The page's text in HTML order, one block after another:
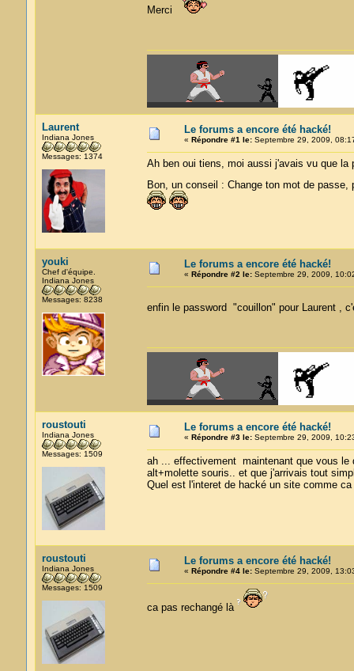
Merci
Laurent
Indiana Jones
Messages: 1374
Le forums a encore été hacké!
« Répondre #1 le:Septembre 29, 2009,
Ah ben oui tiens, moi aussi j'avais vu que
Bon, un conseil : Change ton mot de
youki
Chef d'équipe.
Indiana Jones
Messages: 8238
Le forums a encore été hacké!
« Répondre #2 le:Septembre 29, 2009,
enfin le password "couillon" pour Laurent ,
roustouti
Indiana Jones
Messages: 1509
Le forums a encore été hacké!
« Répondre #3 le:Septembre 29, 2009,
ah ... effectivement maintenant que vous
alt+molette souris.. et que j'arrivais tout
Quel est l'interet de hacké un site comme
roustouti
Indiana Jones
Messages: 1509
Le forums a encore été hacké!
« Répondre #4 le:Septembre 29, 2009,
ca pas rechangé là